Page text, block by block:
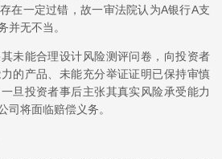
在一定过错，故一审法院认为A银行A支
并无不当。
未能合理设计风险测评问卷，向投资者
的产品、未能充分举证证明已保持审慎
旦投资者事后主张其真实风险承受能力
司将面临赔偿义务。